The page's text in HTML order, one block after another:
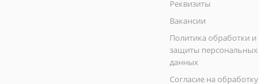
Реквизиты
Вакансии
Политика обработки и
защиты персональных
данных
Согласие на обработку